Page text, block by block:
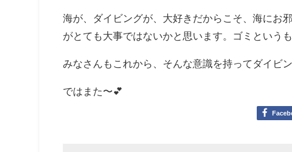
海が、ダイビングが、大好きだからこそ、海にお
がとても大事ではないかと思います。ゴミという
みなさんもこれから、そんな意識を持ってダイビ
ではまた〜💕